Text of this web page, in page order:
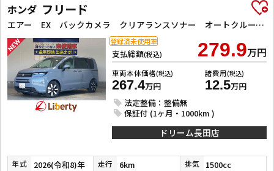
ホンダ フリード
エアー EX バックカメラ クリアランスソナー オートクルーズコントロール レーンアシスト 衝突被害軽減システム 両側電動スライドドア オートライト LEDヘッドランプ スマートキー 電動格納ミラー シートヒーター
支払総額(税込) 279.9万円
車両本体価格(税込)
267.4万円
諸費用(税込)
12.5万円
法定整備：整備無
保証付 (1ヶ月・1000km )
登録済未使用車
ドリーム長田店
年式 2026(令和8)年 走行 6km 排気 1500cc